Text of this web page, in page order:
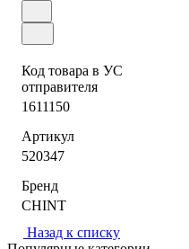
Код товара в УС
отправителя
1611150
Артикул
520347
Бренд
CHINT
Назад к списку